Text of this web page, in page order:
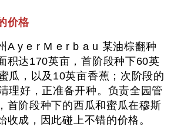
价格
A y e r M e r b a u 某油棕翻种
积达170英亩，首阶段种下60英
瓜，以及10英亩香蕉；次阶段的
理好，正准备开种。负责全园管
首阶段种下的西瓜和蜜瓜在穆斯
收成，因此碰上不错的价格。